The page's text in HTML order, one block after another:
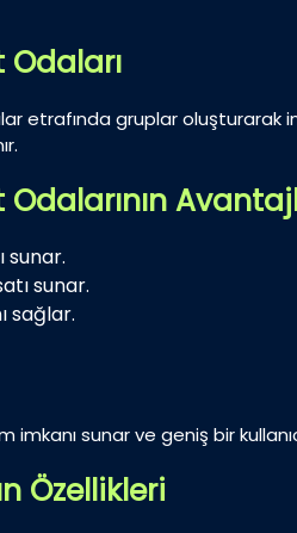
etrafında gruplar oluşturarak
sunar.
sunar.
sağlar.
sunar ve geniş bir
Özellikleri